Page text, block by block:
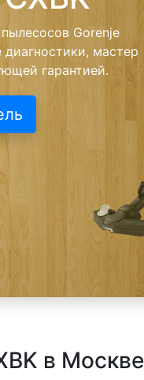
в сервисный центр
Ваш пылесос
ремонта
обратно.
в Москве